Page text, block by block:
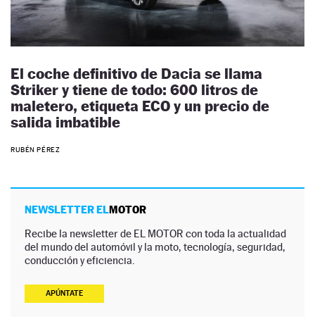
El coche definitivo de Dacia se llama
Striker y tiene de todo: 600 litros de
maletero, etiqueta ECO y un precio de
salida imbatible
RUBÉN PÉREZ
NEWSLETTER ELMOTOR
Recibe la newsletter de EL MOTOR con toda la actualidad
del mundo del automóvil y la moto, tecnología, seguridad,
conducción y eficiencia.
APÚNTATE